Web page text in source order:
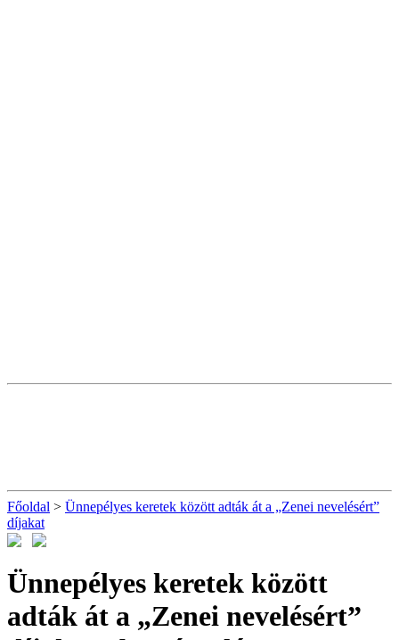
Főoldal > Ünnepélyes keretek között adták át a „Zenei nevelésért”
díjakat
Ünnepélyes keretek között
adták át a „Zenei nevelésért”